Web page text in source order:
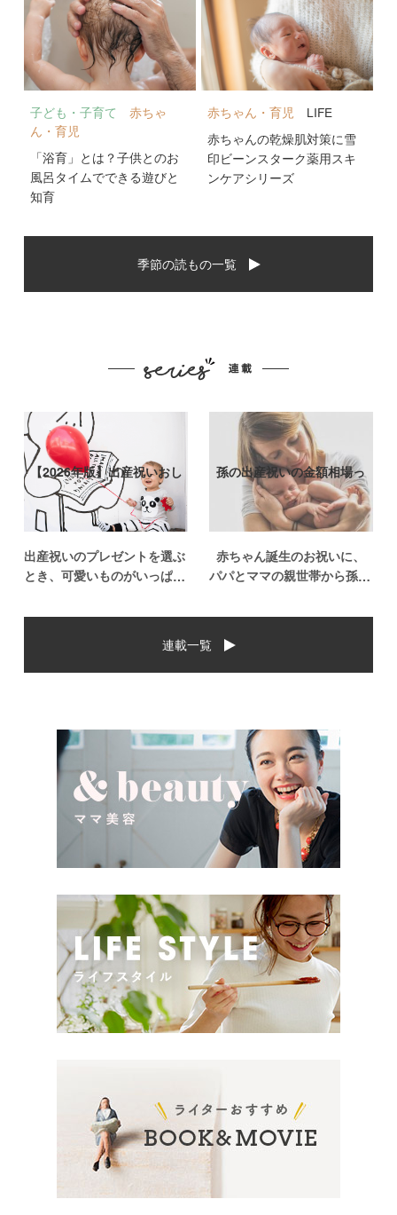
子ども・子育て
赤ちゃ
ん・育児
「浴育」とは？子供とのお
風呂タイムでできる遊びと
知育
赤ちゃん・育児
LIFE
赤ちゃんの乾燥肌対策に雪
印ビーンスターク薬用スキ
ンケアシリーズ
季節の読もの一覧
【2026年版】出産祝いおし
ゃれなプ…
出産祝いのプレゼントを選ぶ
とき、可愛いものがいっぱい
の気持ちを込めて贈るものだ
いし、たくさん使ってもらえ
るものをプレゼントしたい。
孫の出産祝いの金額相場っ
て？出産祝い…
赤ちゃん誕生のお祝いに、
パパとママの親世帯から孫誕
た場合、今現在のお祝いの相
んなものなのでしょうか。ま
た、出産祝いに関して気をつ
連載一覧